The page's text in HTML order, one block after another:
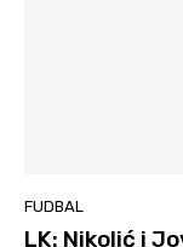
FUDBAL
LK: Nikolić i